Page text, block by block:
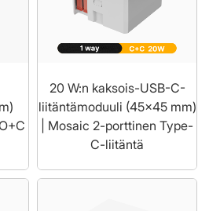
20 W:n kaksois-USB-C-
liitäntämoduuli (45x45 mm)
| Mosaic 2-porttinen Type-
C-liitäntä